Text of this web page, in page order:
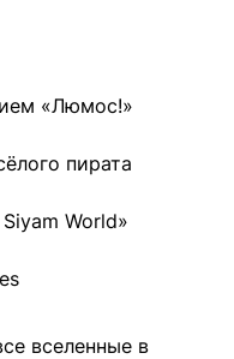
«Люмос!»
пирата
World»
вселенные в